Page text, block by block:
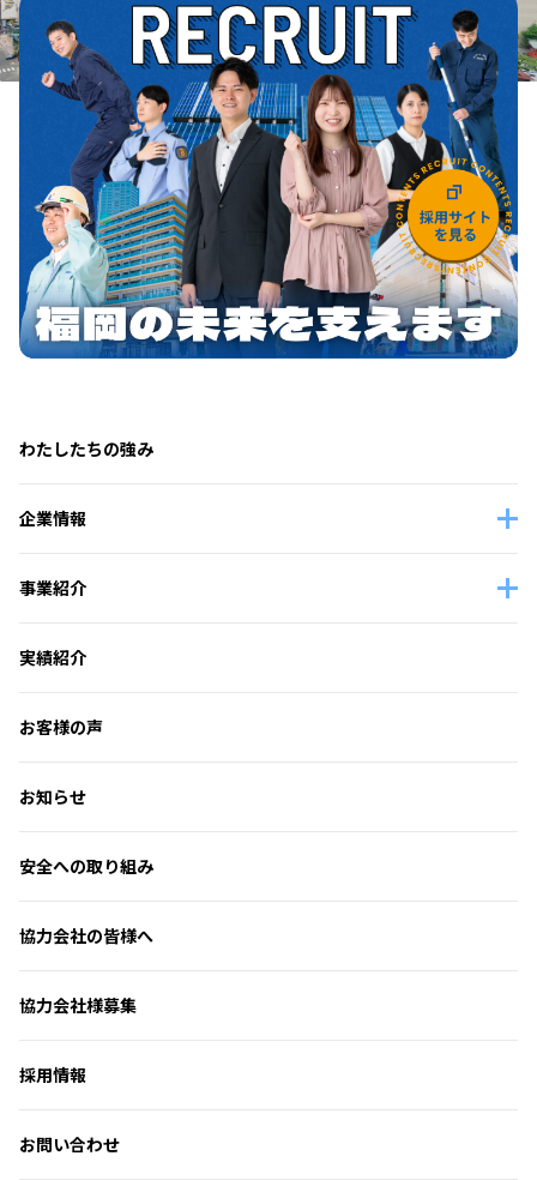
わたしたちの強み
企業情報
事業紹介
実績紹介
お客様の声
お知らせ
安全への取り組み
協力会社の皆様へ
協力会社様募集
採用情報
お問い合わせ